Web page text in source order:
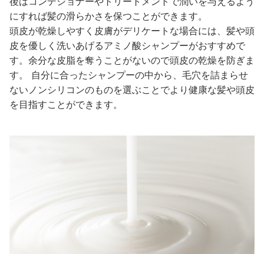
にすれば髪の滑らかさを保つことができます。
頭皮が乾燥しやすく皮膚がデリケートな場合には、髪や頭
皮を優しく洗いあげるアミノ酸シャンプーがおすすめで
す。余分な皮脂を奪うことがないので頭皮の乾燥を防ぎま
す。 自分に合ったシャンプーの中から、毛穴を詰まらせ
ないノンシリコンのものを選ぶことでより健康な髪や頭皮
を目指すことができます。